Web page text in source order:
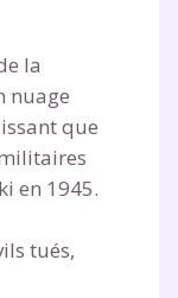
la
nuage
que
en 1945.
tués,